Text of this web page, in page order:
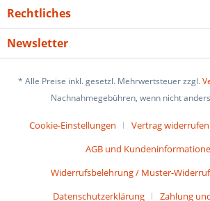
Rechtliches
Newsletter
* Alle Preise inkl. gesetzl. Mehrwertsteuer zzgl.
Nachnahmegebühren, wenn nicht
Cookie-Einstellungen Vertrag widerrufen
AGB und
Widerrufsbelehrung / Muster-
Datenschutzerklärung
Zahlung